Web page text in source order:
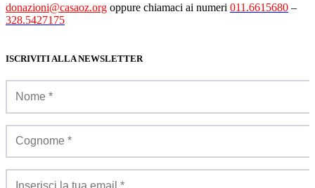
donazioni@casaoz.org oppure chiamaci ai numeri 011.6615680 –
328.5427175
ISCRIVITI ALLA NEWSLETTER